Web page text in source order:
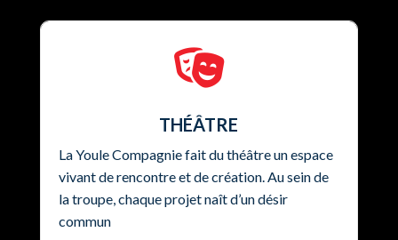

THÉÂTRE
La Youle Compagnie fait du théâtre un espace
vivant de rencontre et de création. Au sein de
la troupe, chaque projet naît d’un désir
commun